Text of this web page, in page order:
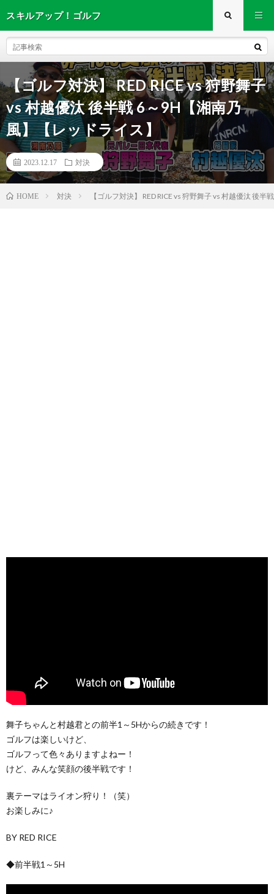
スキルアップ！ゴルフ
【ゴルフ対決】 RED RICE vs 狩野舞子
vs 村越優汰 後半戦 6～9H【湘南乃
風】【レッドライス】
2023.12.17 対決
HOME 対決 【ゴルフ対決】 RED RICE vs 狩野舞子 vs 村越優汰 後
舞子ちゃんと村越君との前半1～5Hからの続きです！
ゴルフは楽しいけど、
ゴルフって色々ありますよねー！
けど、みんな笑顔の後半戦です！
裏テーマはライオン狩り！（笑）
お楽しみに♪
BY RED RICE
◆前半戦1～5H